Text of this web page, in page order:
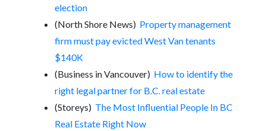
election
(North Shore News) Property management
firm must pay evicted West Van tenants
$140K
(Business in Vancouver) How to identify the
right legal partner for B.C. real estate
(Storeys) The Most Influential People In BC
Real Estate Right Now